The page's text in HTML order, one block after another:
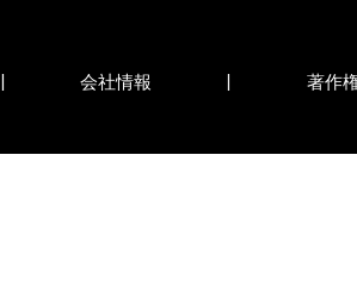
会社情報 著作